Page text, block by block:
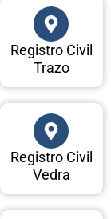
Registro Civil
Trazo
Registro Civil
Vedra